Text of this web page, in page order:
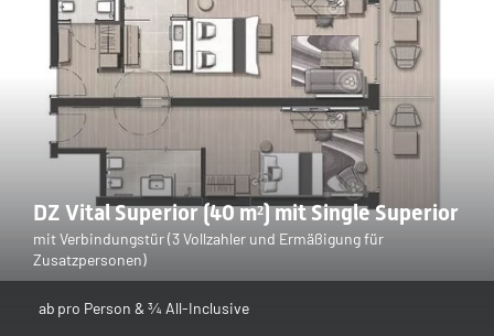
DZ Vital Superior (40 m²) mit Single Superior
mit Verbindungstür (3 Vollzahler und Ermäßigung für
Zusatzpersonen)
ab pro Person & ¾ All-Inclusive